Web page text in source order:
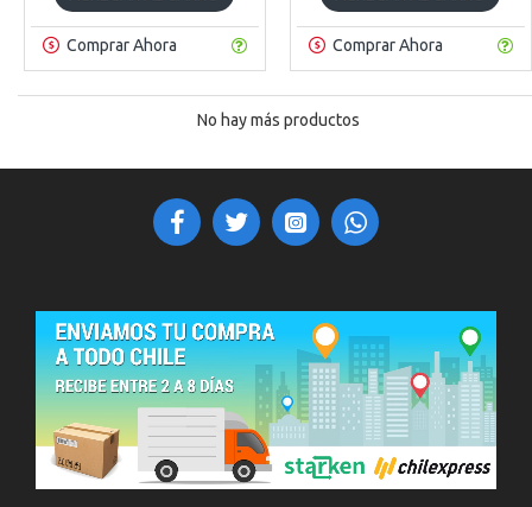
Comprar Ahora Comprar Ahora
No hay más productos